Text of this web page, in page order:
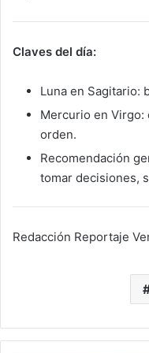
Claves del día:
Luna en Sagitario:
Mercurio en Virgo:
orden.
Recomendación
tomar decisiones,
Redacción Reportaje